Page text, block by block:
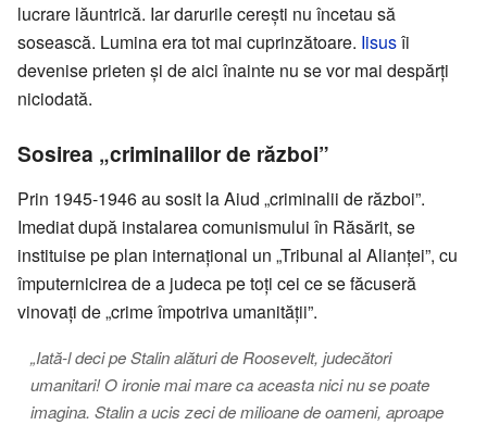
lucrare lăuntrică. Iar darurile cerești nu încetau să
sosească. Lumina era tot mai cuprinzătoare. Iisusîi
devenise prieten și de aici înainte nu se vor mai despărți
niciodată.
Sosirea „criminalilor de război”
Prin 1945-1946 au sosit la Aiud „criminalii de război”.
Imediat după instalarea comunismului în Răsărit, se
instituise pe plan internațional un „Tribunal al Alianței”, cu
împuternicirea de a judeca pe toți cei ce se făcuseră
vinovați de „crime împotriva umanității”.
„Iată-l deci pe Stalin alături de Roosevelt, judecători
umanitari! O ironie mai mare ca aceasta nici nu se poate
imagina. Stalin a ucis zeci de milioane de oameni, aproape